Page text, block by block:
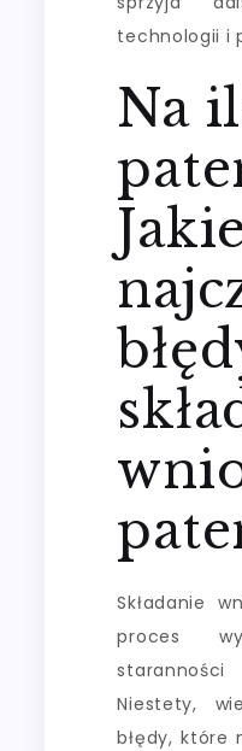
technologii i
Na
Składanie
proces
Niestety,
błędy, które